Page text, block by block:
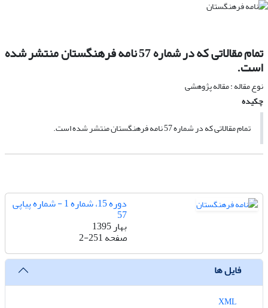
تمام مقالاتی که در شماره 57 نامه فرهنگستان منتشر شده
است.
نوع مقاله : مقاله پژوهشی
چکیده
تمام مقالاتی که در شماره 57 نامه فرهنگستان منتشر شده است.
دوره 15، شماره 1 - شماره پیاپی
57
بهار 1395
صفحه2-251
فایل ها